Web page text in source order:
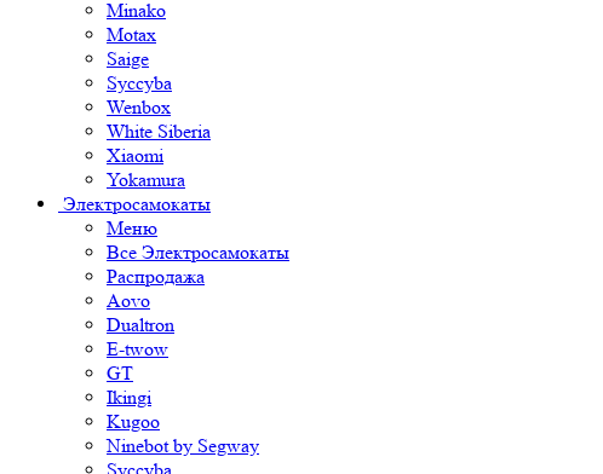
Minako
Motax
Saige
Syccyba
Wenbox
White Siberia
Xiaomi
Yokamura
Электросамокаты
Меню
Все Электросамокаты
Распродажа
Aovo
Dualtron
E-twow
GT
Ikingi
Kugoo
Ninebot by Segway